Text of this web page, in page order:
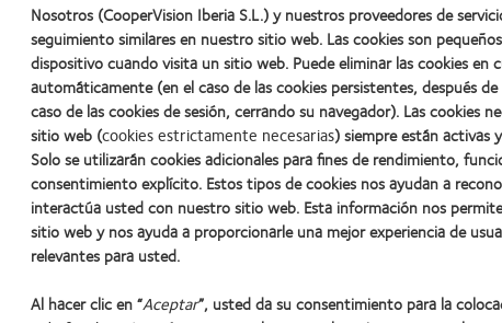
Volver a la página de inicio de MiSight® 1 day
CLEERE Study Group Early Childhood Refractive
Rose KA, Morgan IG, Ip J, et al. Outdoor Activity
Nosotros (CooperVision Iberia S.L.) y nuestros proveedores de
seguimiento similares en nuestro sitio web. Las cookies son
dispositivo cuando visita un sitio web. Puede eliminar las cookies en
automáticamente (en el caso de las cookies persistentes, después
caso de las cookies de sesión, cerrando su navegador). Las cookies
sitio web (cookies estrictamente necesarias) siempre están activas
Solo se utilizarán cookies adicionales para fines de rendimiento,
consentimiento explícito. Estos tipos de cookies nos ayudan a
interactúa usted con nuestro sitio web. Esta información nos
sitio web y nos ayuda a proporcionarle una mejor experiencia de
relevantes para usted.
Al hacer clic en “Aceptar”, usted da su consentimiento para la